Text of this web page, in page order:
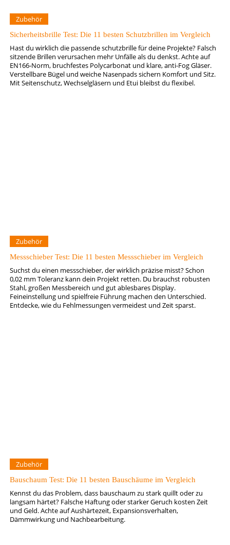
Zubehör
Sicherheitsbrille Test: Die 11 besten Schutzbrillen im Vergleich
Hast du wirklich die passende schutzbrille für deine Projekte? Falsch
sitzende Brillen verursachen mehr Unfälle als du denkst. Achte auf
EN166‑Norm, bruchfestes Polycarbonat und klare, anti-Fog Gläser.
Verstellbare Bügel und weiche Nasenpads sichern Komfort und Sitz.
Mit Seitenschutz, Wechselgläsern und Etui bleibst du flexibel.
Zubehör
Messschieber Test: Die 11 besten Messschieber im Vergleich
Suchst du einen messschieber, der wirklich präzise misst? Schon
0,02 mm Toleranz kann dein Projekt retten. Du brauchst robusten
Stahl, großen Messbereich und gut ablesbares Display.
Feineinstellung und spielfreie Führung machen den Unterschied.
Entdecke, wie du Fehlmessungen vermeidest und Zeit sparst.
Zubehör
Bauschaum Test: Die 11 besten Bauschäume im Vergleich
Kennst du das Problem, dass bauschaum zu stark quillt oder zu
langsam härtet? Falsche Haftung oder starker Geruch kosten Zeit
und Geld. Achte auf Aushärtezeit, Expansionsverhalten,
Dämmwirkung und Nachbearbeitung.